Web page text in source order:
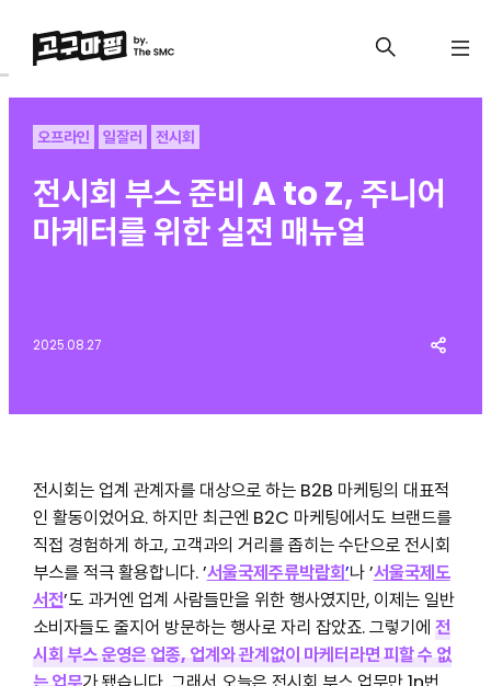
오프라인 일잘러 전시회
전시회 부스 준비 A to Z, 주니어
마케터를 위한 실전 매뉴얼
2025.08.27
전시회는 업계 관계자를 대상으로 하는 B2B 마케팅의 대표적
인 활동이었어요. 하지만 최근엔 B2C 마케팅에서도 브랜드를
직접 경험하게 하고, 고객과의 거리를 좁히는 수단으로 전시회
부스를 적극 활용합니다. ’서울국제주류박람회’나 ’서울국제도
서전’도 과거엔 업계 사람들만을 위한 행사였지만, 이제는 일반
소비자들도 줄지어 방문하는 행사로 자리 잡았죠. 그렇기에 전
시회 부스 운영은 업종, 업계와 관계없이 마케터라면 피할 수 없